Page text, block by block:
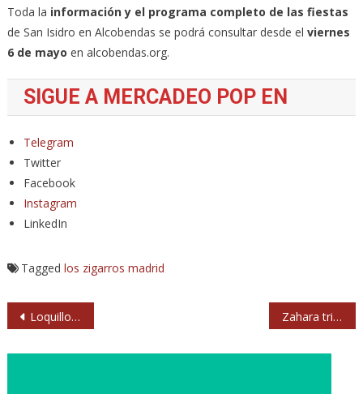
Toda la información y el programa completo de las fiestas
de San Isidro en Alcobendas se podrá consultar desde el viernes
6 de mayo en alcobendas.org.
SIGUE A MERCADEO POP EN
Telegram
Twitter
Facebook
Instagram
LinkedIn
Tagged los zigarros madrid
Navegación
Loquillo anuncia gira de conciertos para 2022: El Rey Zahara triunfa en los Premios MIN